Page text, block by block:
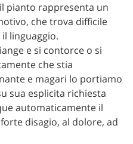
pianto rappresenta un
che trova difficile
linguaggio.
e si contorce o si
che stia
e magari lo portiamo
sua esplicita richiesta
automaticamente il
disagio, al dolore, ad